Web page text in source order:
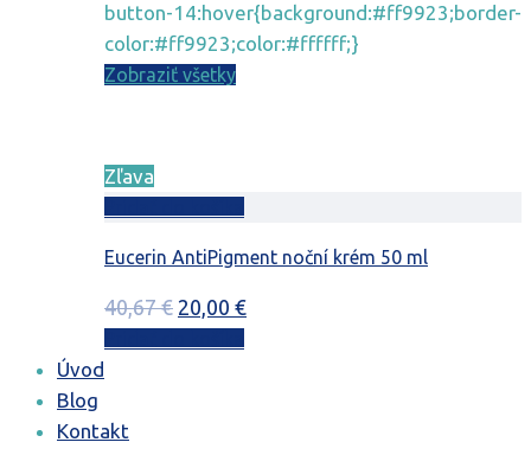
button-14:hover{background:#ff9923;border-
color:#ff9923;color:#ffffff;}
Zobraziť všetky
Zľava
Eucerin AntiPigment noční krém 50 ml
40,67€ Pôvodná
20,00 €Aktuálna
Úvod
Blog
Kontakt